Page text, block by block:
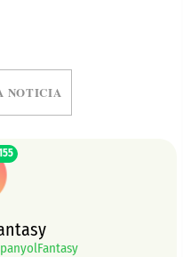
NOTICIA